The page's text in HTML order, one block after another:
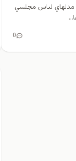
مدلهاي لباس مجلسي
0